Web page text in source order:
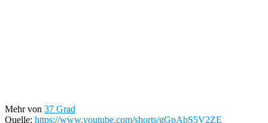
Mehr von 37 Grad
Quelle: https://www.youtube.com/shorts/gGpAbS5V2ZE